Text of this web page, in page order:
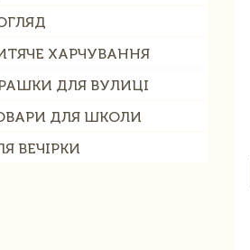
ХАРЧУВАННЯ
ДЛЯ ВУЛИЦІ
ДЛЯ ШКОЛИ
ВЕЧІРКИ